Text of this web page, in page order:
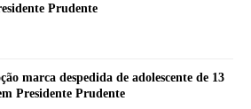
Prudente
marca despedida de adolescente de 13
Presidente Prudente